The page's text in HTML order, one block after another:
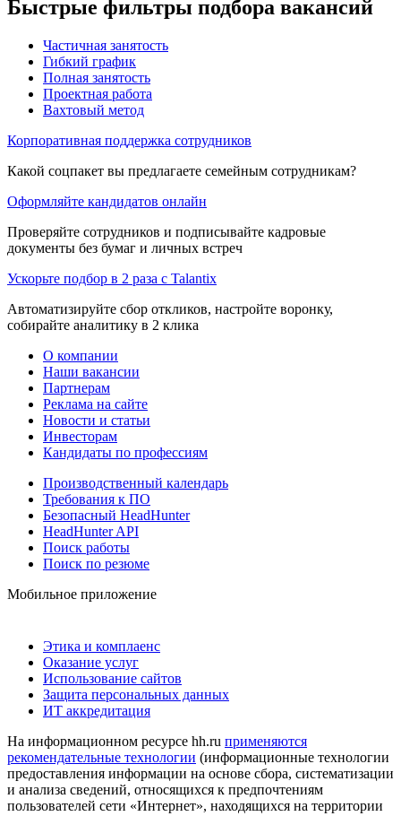
Быстрые фильтры подбора вакансий
Частичная занятость
Гибкий график
Полная занятость
Проектная работа
Вахтовый метод
Корпоративная поддержка сотрудников
Какой соцпакет вы предлагаете семейным сотрудникам?
Оформляйте кандидатов онлайн
Проверяйте сотрудников и подписывайте кадровые
документы без бумаг и личных встреч
Ускорьте подбор в 2 раза с Talantix
Автоматизируйте сбор откликов, настройте воронку,
собирайте аналитику в 2 клика
О компании
Наши вакансии
Партнерам
Реклама на сайте
Новости и статьи
Инвесторам
Кандидаты по профессиям
Производственный календарь
Требования к ПО
Безопасный HeadHunter
HeadHunter API
Поиск работы
Поиск по резюме
Мобильное приложение
Этика и комплаенс
Оказание услуг
Использование сайтов
Защита персональных данных
ИТ аккредитация
На информационном ресурсе hh.ru применяются
рекомендательные технологии (информационные технологии
предоставления информации на основе сбора, систематизации
и анализа сведений, относящихся к предпочтениям
пользователей сети «Интернет», находящихся на территории